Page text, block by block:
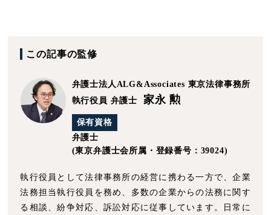
この記事の監修
弁護士法人ALG&Associates 東京法律事務所
執行役員 弁護士
家永 勲
保有資格
弁護士
(東京弁護士会所属・登録番号：39024)
執行役員として法律事務所の経営に携わる一方で、企業
法務担当執行役員を務め、多数の企業からの法務に関す
る相談、紛争対応、訴訟対応に従事しています。日常に